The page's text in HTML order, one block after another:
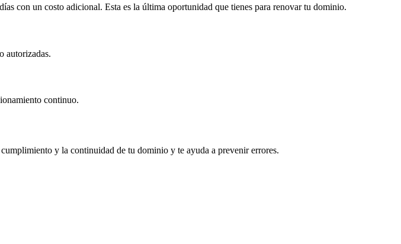
con un costo adicional. Esta es la última oportunidad que tienes para renovar tu dominio.
autorizadas.
continuo.
y la continuidad de tu dominio y te ayuda a prevenir errores.